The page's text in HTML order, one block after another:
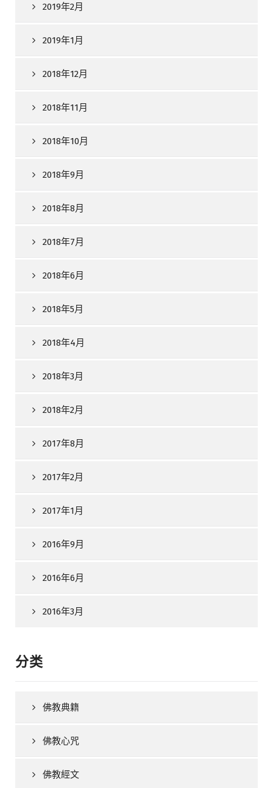
2019年2月
2019年1月
2018年12月
2018年11月
2018年10月
2018年9月
2018年8月
2018年7月
2018年6月
2018年5月
2018年4月
2018年3月
2018年2月
2017年8月
2017年2月
2017年1月
2016年9月
2016年6月
2016年3月
分类
佛教典籍
佛教心咒
佛教經文